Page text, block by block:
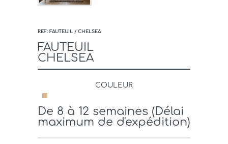
REF: FAUTEUIL / CHELSEA
FAUTEUIL
CHELSEA
COULEUR
De 8 à 12 semaines (Délai
maximum de d'expédition)